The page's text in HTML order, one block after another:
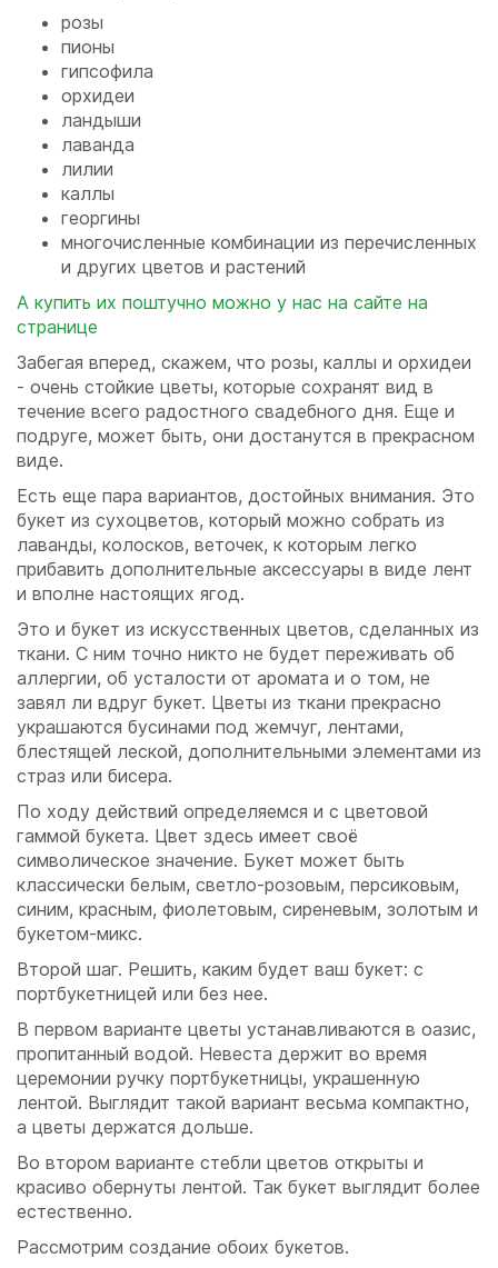
розы
пионы
гипсофила
орхидеи
ландыши
лаванда
лилии
каллы
георгины
многочисленные комбинации из перечисленных
и других цветов и растений
А купить их поштучно можно у нас на сайте на
странице
Забегая вперед, скажем, что розы, каллы и орхидеи
- очень стойкие цветы, которые сохранят вид в
течение всего радостного свадебного дня. Еще и
подруге, может быть, они достанутся в прекрасном
виде.
Есть еще пара вариантов, достойных внимания. Это
букет из сухоцветов, который можно собрать из
лаванды, колосков, веточек, к которым легко
прибавить дополнительные аксессуары в виде лент
и вполне настоящих ягод.
Это и букет из искусственных цветов, сделанных из
ткани. С ним точно никто не будет переживать об
аллергии, об усталости от аромата и о том, не
завял ли вдруг букет. Цветы из ткани прекрасно
украшаются бусинами под жемчуг, лентами,
блестящей леской, дополнительными элементами из
страз или бисера.
По ходу действий определяемся и с цветовой
гаммой букета. Цвет здесь имеет своё
символическое значение. Букет может быть
классически белым, светло-розовым, персиковым,
синим, красным, фиолетовым, сиреневым, золотым и
букетом-микс.
Второй шаг. Решить, каким будет ваш букет: с
портбукетницей или без нее.
В первом варианте цветы устанавливаются в оазис,
пропитанный водой. Невеста держит во время
церемонии ручку портбукетницы, украшенную
лентой. Выглядит такой вариант весьма компактно,
а цветы держатся дольше.
Во втором варианте стебли цветов открыты и
красиво обернуты лентой. Так букет выглядит более
естественно.
Рассмотрим создание обоих букетов.